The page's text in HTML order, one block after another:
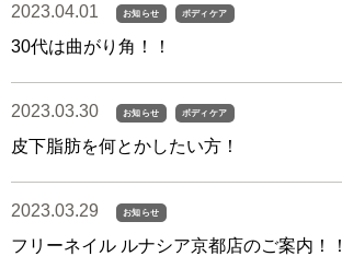
2023.04.01 お知らせ ボディケア
30代は曲がり角！！
2023.03.30 お知らせ ボディケア
皮下脂肪を何とかしたい方！
2023.03.29 お知らせ
フリーネイル ルナシア京都店のご案内！！